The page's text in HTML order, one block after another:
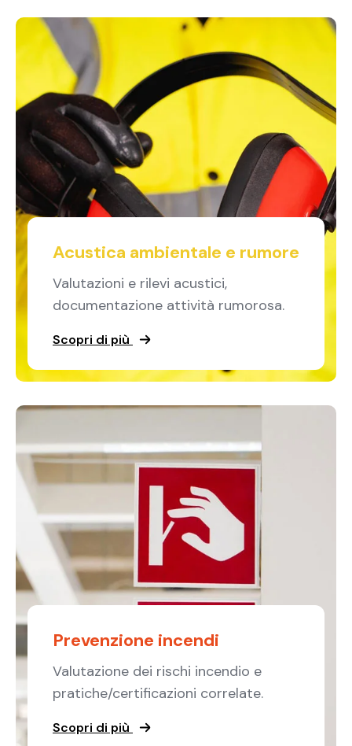
Acustica ambientale e rumore
Valutazioni e rilevi acustici,
documentazione attività rumorosa.
Scopri di più
Prevenzione incendi
Valutazione dei rischi incendio e
pratiche/certificazioni correlate.
Scopri di più